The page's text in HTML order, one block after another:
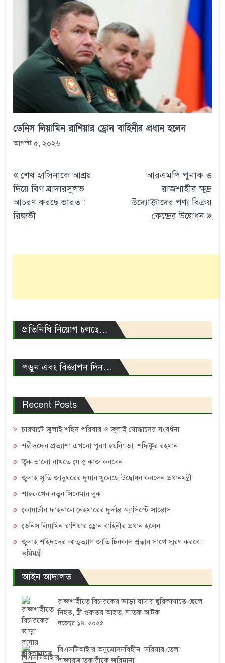
ডেনিস লিয়ামিন রাশিয়ার ড্রোন বাহিনীর প্রধান হলেন
আগস্ট ৫, ২০২৬
navigation
শেখ হাসিনাকে আশ্রয়
দিয়ে বিগ ব্রাদারসুলভ
আচরণ করছে ভারত :
রিজভী
আরএমপি পুনাক ও
রাজশাহীর ক্ষুদ্র
উদ্যোক্তাদের পণ্য বিক্রয়
কেন্দ্রের উদ্বোধন
প্রতিনিধি নিয়োগ চলছে…
পড়ুন এবং বিজ্ঞাপন দিন…
Recent Posts
চারঘাটে জুলাই শহিদ পরিবার ও জুলাই যোদ্ধাদের সংবর্ধনা
শহীদদের প্রত্যাশা এখনো পূরণ হয়নি: ডা. শফিকুর রহমান
ত্বক ভালো রাখতে যে ৫ কাজ করবেন
জুলাই স্মৃতি জাদুঘরের দুয়ার খুলেছে উদ্বোধন করলেন প্রধানমন্ত্রী
শাহরুখের নতুন সিনেমার লুক
কোয়ার্টার ফাইনালে নেইমারের দুর্দান্ত অ্যাসিস্টে সান্তোস
ডেনিস লিয়ামিন রাশিয়ার ড্রোন বাহিনীর প্রধান হলেন
জুলাই শহিদদের আত্মত্যাগ জাতি চিরকাল শ্রদ্ধার সাথে স্মরণ করবে:
ভূমিমন্ত্রী
আইন আদালত
রাজশাহীতে বিচারকের ভাড়া বাসায় ছুরিকাঘাতে ছেলে
নিহত, স্ত্রী গুরুতর আহত, ঘাতক আটক
নভেম্বর ১৪, ২০২৫
বিএসটিআই’র অনুমোদনবিহীন ‘সরিষার তেল’
বাজারজাতকারীকে জরিমানা